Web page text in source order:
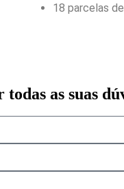
18 parcelas
as suas